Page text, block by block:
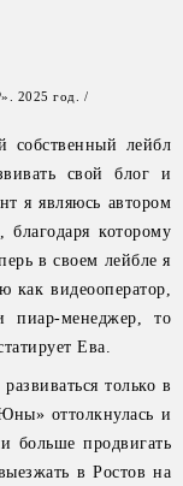
2025 год. /
собственный лейбл
свой блог и
я являюсь автором
которому
в своем лейбле я
как видеооператор,
пиар-менеджер, то
Ева.
только в
оттолкнулась и
больше продвигать
в Ростов на